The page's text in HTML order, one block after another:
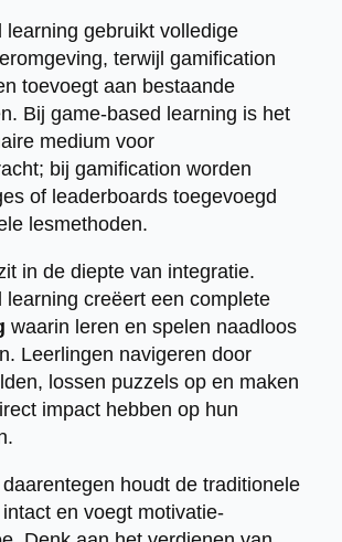
learning gebruikt volledige
terwijl gamification
toevoegt aan bestaande
Bij game-based learning is het
medium voor
bij gamification worden
of leaderboards toegevoegd
lesmethoden.
in de diepte van integratie.
learning creëert een complete
waarin leren en spelen naadloos
Leerlingen navigeren door
lossen puzzels op en maken
impact hebben op hun
houdt de traditionele
en voegt motivatie-